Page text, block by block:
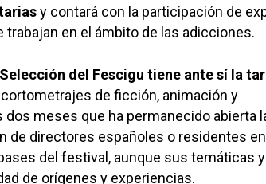
y contará con la participación de
en el ámbito de las adicciones.
del Fescigu tiene ante sí la
de ficción, animación y
meses que ha permanecido abierta
de directores españoles o residentes en
del festival, aunque sus temáticas y
de orígenes y experiencias.